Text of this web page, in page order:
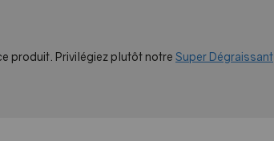
produit. Privilégiez plutôt notre Super Dégraissant